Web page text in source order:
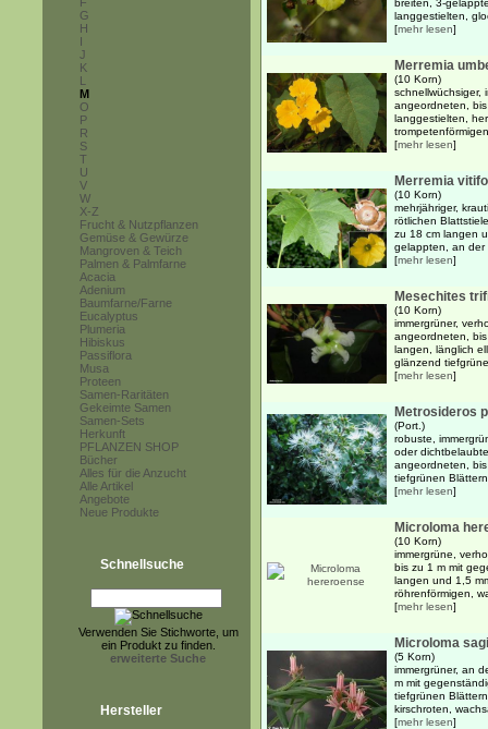
G
H
I
J
K
L
M
O
P
R
S
T
U
V
W
X-Z
Frucht & Nutzpflanzen
Gemüse & Gewürze
Mangroven & Teich
Palmen & Palmfarne
Acacia
Adenium
Baumfarne/Farne
Eucalyptus
Plumeria
Hibiskus
Passiflora
Musa
Proteen
Samen-Raritäten
Gekeimte Samen
Samen-Sets
Herkunft
PFLANZEN SHOP
Bücher
Alles für die Anzucht
Alle Artikel
Angebote
Neue Produkte
Schnellsuche
Verwenden Sie Stichworte, um
ein Produkt zu finden.
erweiterte Suche
Hersteller
breiten, 3-
langgestielten,
[mehr lesen]
Merremia
(10 Korn)
schnellwüchsiger,
angeordneten,
langgestielten,
[mehr lesen]
Merremia
(10 Korn)
mehrjähriger,
rötlichen
zu 18 cm langen
gelappten, an der
[mehr lesen]
Mesechites
(10 Korn)
immergrüner,
angeordneten,
langen, länglich
glänzend
[mehr lesen]
Metrosideros
(Port.)
robuste,
oder
angeordneten,
tiefgrünen
[mehr lesen]
Microloma
(10 Korn)
immergrüne,
bis zu 1 m mit
langen und 1,5
röhrenförmigen,
[mehr lesen]
Microloma
(5 Korn)
immergrüner, an
m mit
tiefgrünen
kirschroten,
[mehr lesen]